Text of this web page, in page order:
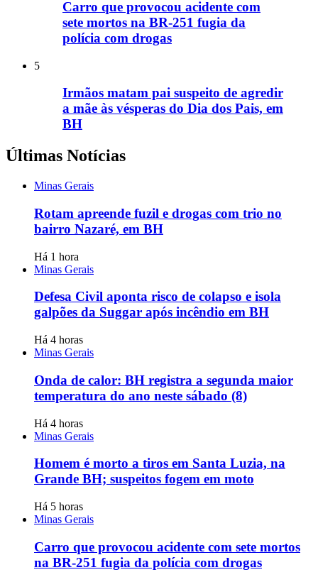
Carro que provocou acidente com
sete mortos na BR-251 fugia da
polícia com drogas
5
Irmãos matam pai suspeito de agredir
a mãe às vésperas do Dia dos Pais, em
BH
Últimas Notícias
Minas Gerais
Rotam apreende fuzil e drogas com trio no
bairro Nazaré, em BH
Há 1 hora
Minas Gerais
Defesa Civil aponta risco de colapso e isola
galpões da Suggar após incêndio em BH
Há 4 horas
Minas Gerais
Onda de calor: BH registra a segunda maior
temperatura do ano neste sábado (8)
Há 4 horas
Minas Gerais
Homem é morto a tiros em Santa Luzia, na
Grande BH; suspeitos fogem em moto
Há 5 horas
Minas Gerais
Carro que provocou acidente com sete mortos
na BR-251 fugia da polícia com drogas